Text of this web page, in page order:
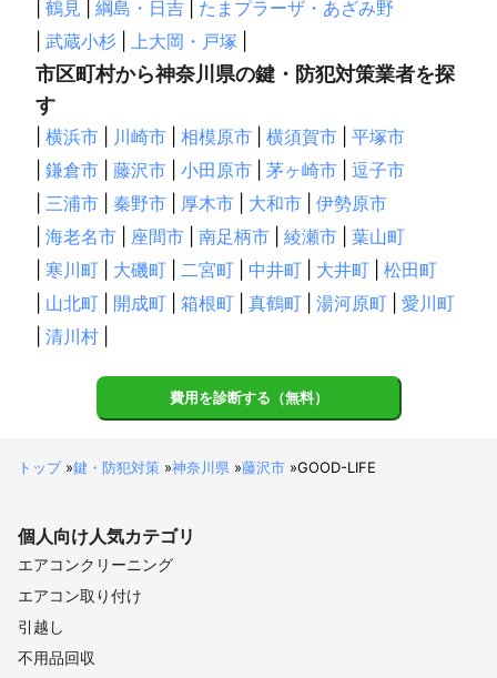
鶴見 綱島・日吉
たまプラーザ・あざみ野
武蔵小杉 上大岡・戸塚
市区町村から神奈川県の鍵・防犯対策業者を探
す
横浜市 川崎市 相模原市 横須賀市
平塚市
鎌倉市 藤沢市 小田原市 茅ヶ崎市
逗子市
三浦市 秦野市 厚木市 大和市
伊勢原市
海老名市 座間市 南足柄市 綾瀬市
葉山町
寒川町 大磯町 二宮町 中井町 大井町
松田町
山北町 開成町 箱根町 真鶴町 湯河原町
愛川町
清川村
費用を診断する（無料）
トップ»鍵・防犯対策 »神奈川県 »藤沢市 »GOOD-LIFE
個人向け人気カテゴリ
エアコンクリーニング
エアコン取り付け
引越し
不用品回収